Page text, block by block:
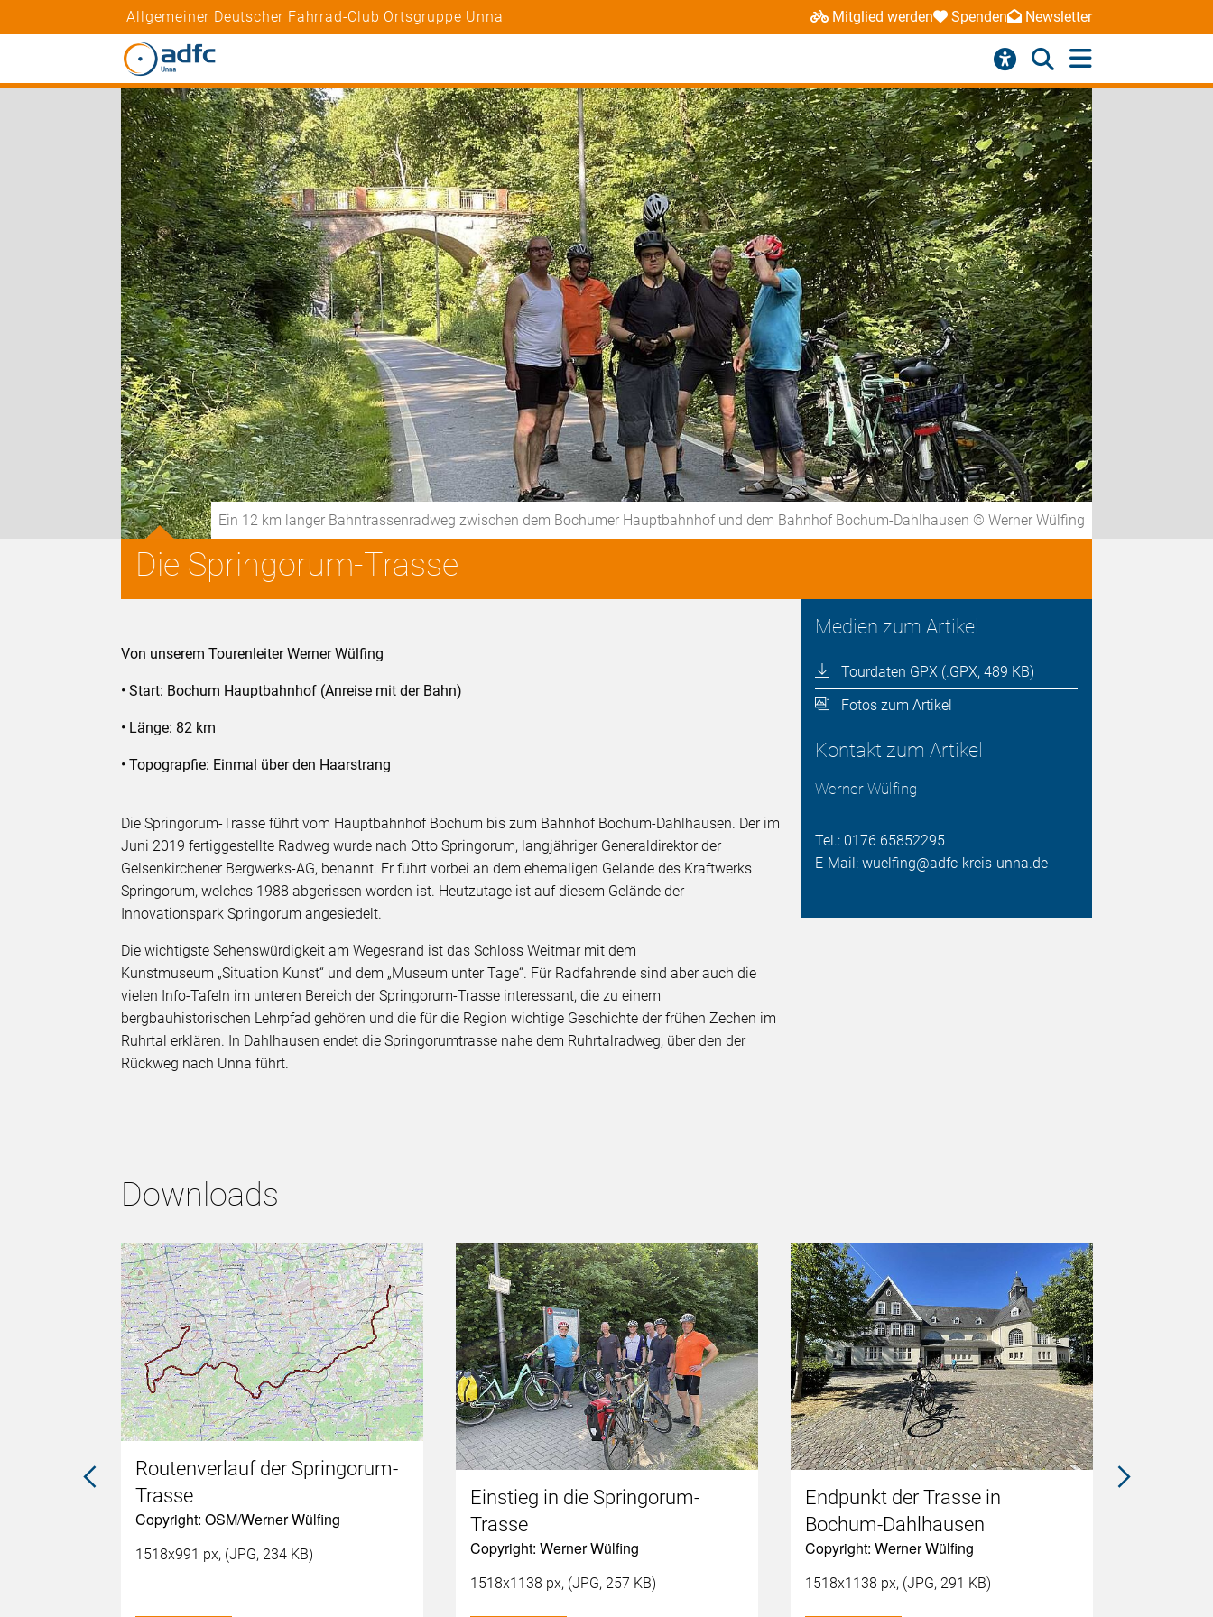
Allgemeiner Deutscher Fahrrad-Club Ortsgruppe Unna Mitglied werden Spenden Newsletter
Ein 12 km langer Bahntrassenradweg zwischen dem Bochumer Hauptbahnhof und dem Bahnhof Bochum-Dahlhausen © Werner Wülfing
Die Springorum-Trasse
Medien zum Artikel
Tourdaten GPX (.GPX, 489 KB)
Fotos zum Artikel
Kontakt zum Artikel
Werner Wülfing
Tel.: 0176 65852295
E-Mail: wuelfing@adfc-kreis-unna.de
Von unserem Tourenleiter Werner Wülfing
• Start: Bochum Hauptbahnhof (Anreise mit der Bahn)
• Länge: 82 km
• Topograpfie: Einmal über den Haarstrang
Die Springorum-Trasse führt vom Hauptbahnhof Bochum bis zum Bahnhof Bochum-Dahlhausen. Der im
Juni 2019 fertiggestellte Radweg wurde nach Otto Springorum, langjähriger Generaldirektor der
Gelsenkirchener Bergwerks-AG, benannt. Er führt vorbei an dem ehemaligen Gelände des Kraftwerks
Springorum, welches 1988 abgerissen worden ist. Heutzutage ist auf diesem Gelände der
Innovationspark Springorum angesiedelt.
Die wichtigste Sehenswürdigkeit am Wegesrand ist das Schloss Weitmar mit dem
Kunstmuseum „Situation Kunst“ und dem „Museum unter Tage“. Für Radfahrende sind aber auch die
vielen Info-Tafeln im unteren Bereich der Springorum-Trasse interessant, die zu einem
bergbauhistorischen Lehrpfad gehören und die für die Region wichtige Geschichte der frühen Zechen im
Ruhrtal erklären. In Dahlhausen endet die Springorumtrasse nahe dem Ruhrtalradweg, über den der
Rückweg nach Unna führt.
Downloads
Routenverlauf der Springorum-
Trasse
Copyright: OSM/Werner Wülfing
1518x991 px, (JPG, 234 KB)
Einstieg in die Springorum-
Trasse
Copyright: Werner Wülfing
1518x1138 px, (JPG, 257 KB)
Endpunkt der Trasse in
Bochum-Dahlhausen
Copyright: Werner Wülfing
1518x1138 px, (JPG, 291 KB)